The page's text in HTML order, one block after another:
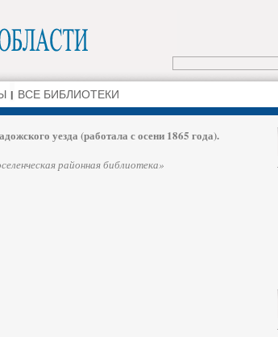
ВСЕ БИБЛИОТЕКИ
уезда (работала с осени 1865 года).
районная библиотека»